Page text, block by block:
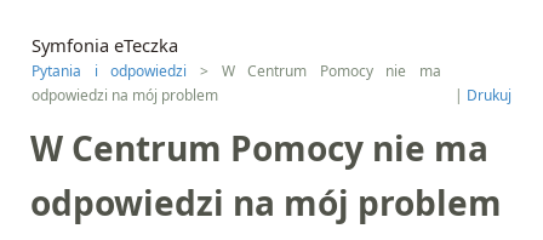
Symfonia eTeczka
Pytania i odpowiedzi > W Centrum Pomocy nie ma
odpowiedzi na mój problem
| Drukuj
W Centrum Pomocy nie ma
odpowiedzi na mój problem